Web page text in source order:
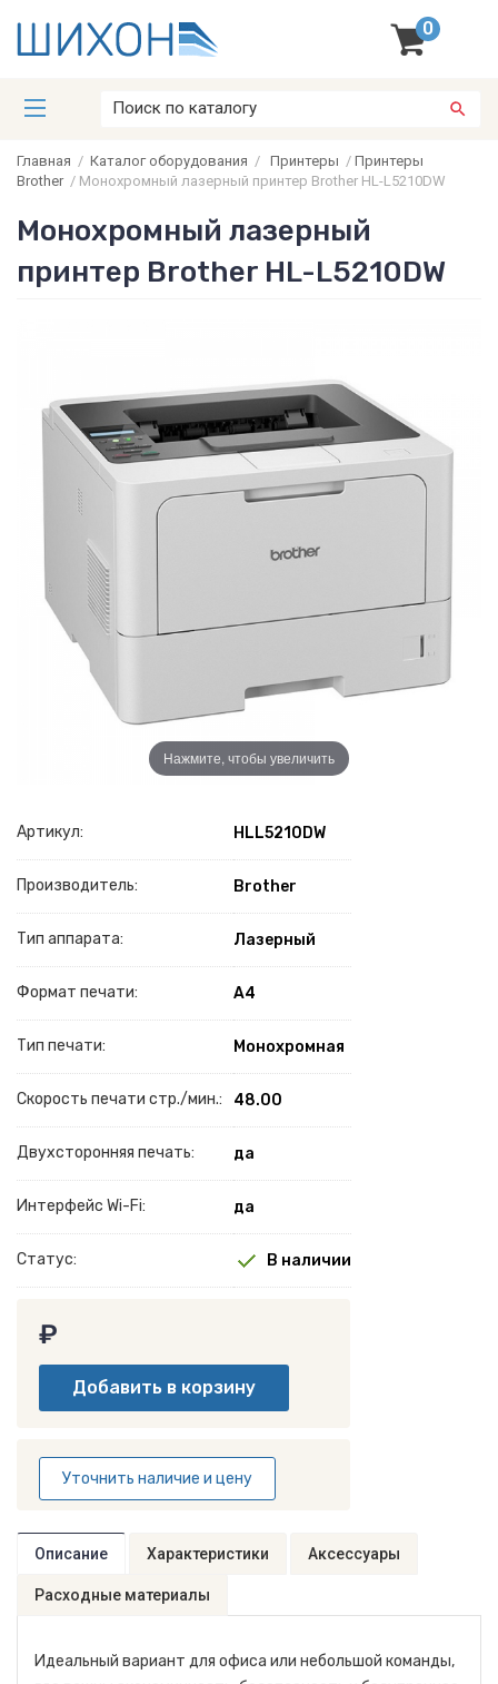
0
Главная / Каталог оборудования / Принтеры / Принтеры
Brother/ Монохромный лазерный принтер Brother HL-L5210DW
Монохромный лазерный
принтер Brother HL-L5210DW
Нажмите, чтобы увеличить
Артикул: HLL5210DW
Производитель: Brother
Тип аппарата: Лазерный
Формат печати: A4
Тип печати: Монохромная
Скорость печати стр./мин.: 48.00
Двухсторонняя печать: да
Интерфейс Wi-Fi: да
Статус: В наличии
₽
Уточнить наличие и цену
Описание Характеристики Аксессуары
Расходные материалы
Идеальный вариант для офиса или небольшой команды,